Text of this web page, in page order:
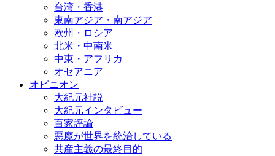
台湾・香港
東南アジア・南アジア
欧州・ロシア
北米・中南米
中東・アフリカ
オセアニア
オピニオン
大紀元社説
大紀元インタビュー
百家評論
悪魔が世界を統治している
共産主義の最終目的